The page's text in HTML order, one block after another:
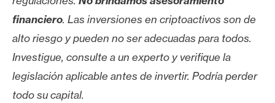
financiero. Las inversiones en criptoactivos son de
alto riesgo y pueden no ser adecuadas para todos.
Investigue, consulte a un experto y verifique la
legislación aplicable antes de invertir. Podría perder
todo su capital.